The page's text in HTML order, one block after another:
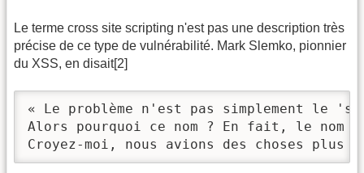
Le terme cross site scripting n'est pas une description très
précise de ce type de vulnérabilité. Mark Slemko, pionnier
du XSS, en disait[2]
« Le problème n'est pas simplement le
Alors pourquoi ce nom ? En fait, le nom
Croyez-moi, nous avions des choses